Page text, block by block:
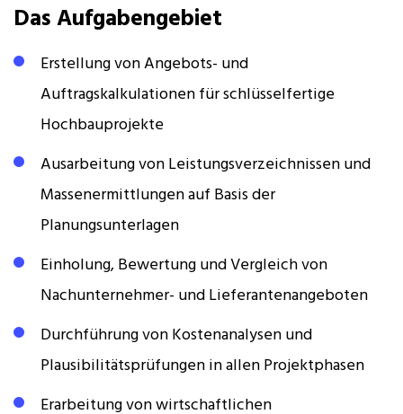
Das Aufgabengebiet
Erstellung von Angebots- und
Auftragskalkulationen für schlüsselfertige
Hochbauprojekte
Ausarbeitung von Leistungsverzeichnissen und
Massenermittlungen auf Basis der
Planungsunterlagen
Einholung, Bewertung und Vergleich von
Nachunternehmer- und Lieferantenangeboten
Durchführung von Kostenanalysen und
Plausibilitätsprüfungen in allen Projektphasen
Erarbeitung von wirtschaftlichen